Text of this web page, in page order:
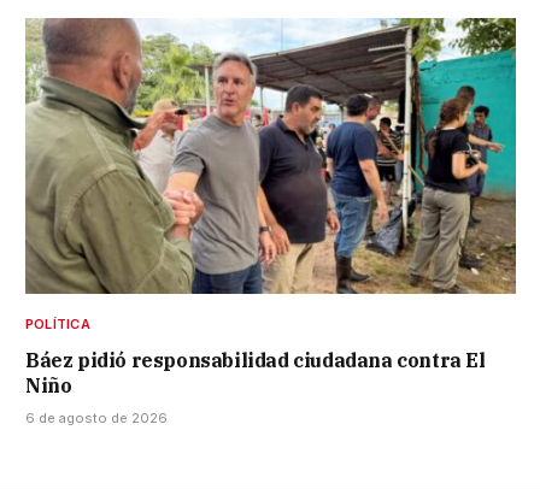
POLÍTICA
Báez pidió responsabilidad ciudadana contra El
Niño
6 de agosto de 2026